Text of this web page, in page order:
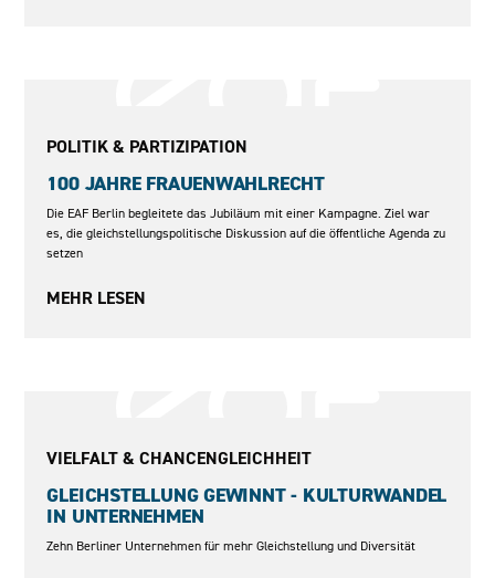
POLITIK & PARTIZIPATION
100 JAHRE FRAUENWAHLRECHT
Die EAF Berlin begleitete das Jubiläum mit einer Kampagne. Ziel war
es, die gleichstellungspolitische Diskussion auf die öffentliche Agenda zu
setzen
MEHR LESEN
VIELFALT & CHANCENGLEICHHEIT
GLEICHSTELLUNG GEWINNT - KULTURWANDEL
IN UNTERNEHMEN
Zehn Berliner Unternehmen für mehr Gleichstellung und Diversität